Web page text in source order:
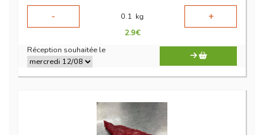
-
0.1 kg +
2.9€
Réception souhaitée le